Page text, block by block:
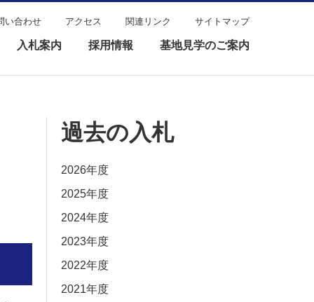
入札案内 採用情報 基地見学のご案内
い合わせ アクセス 関連リンク サイトマップ
過去の入札
2026年度
2025年度
2024年度
2023年度
2022年度
2021年度